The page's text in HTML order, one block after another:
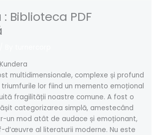
Biblioteca PDF
multidimensionale, complexe și profund
lor fiind un memento emoțional
fragilității noastre comune. A fost o
categorizarea simplă, amestecând
un mod atât de audace și emoționant,
al literaturii moderne. Nu este